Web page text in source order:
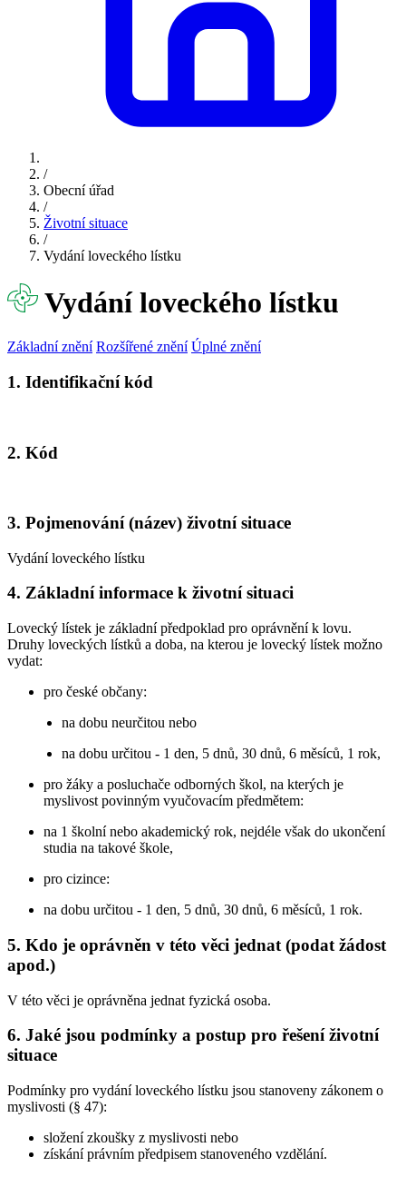
/
Obecní úřad
/
Životní situace
/
Vydání loveckého lístku
Vydání loveckého lístku
Základní znění Rozšířené znění Úplné znění
1. Identifikační kód
2. Kód
3. Pojmenování (název) životní situace
Vydání loveckého lístku
4. Základní informace k životní situaci
Lovecký lístek je základní předpoklad pro oprávnění k lovu.
Druhy loveckých lístků a doba, na kterou je lovecký lístek možno
vydat:
pro české občany:
na dobu neurčitou nebo
na dobu určitou - 1 den, 5 dnů, 30 dnů, 6 měsíců, 1 rok,
pro žáky a posluchače odborných škol, na kterých je
myslivost povinným vyučovacím předmětem:
na 1 školní nebo akademický rok, nejdéle však do ukončení
studia na takové škole,
pro cizince:
na dobu určitou - 1 den, 5 dnů, 30 dnů, 6 měsíců, 1 rok.
5. Kdo je oprávněn v této věci jednat (podat žádost
apod.)
V této věci je oprávněna jednat fyzická osoba.
6. Jaké jsou podmínky a postup pro řešení životní
situace
Podmínky pro vydání loveckého lístku jsou stanoveny zákonem o
myslivosti (§ 47):
složení zkoušky z myslivosti nebo
získání právním předpisem stanoveného vzdělání.